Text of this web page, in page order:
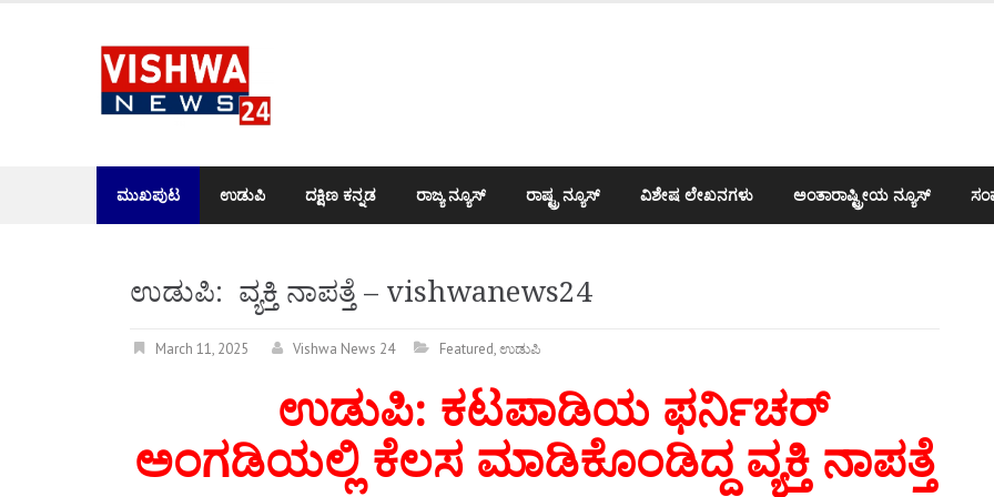
ಮುಖಪುಟ ಉಡುಪಿ ದಕ್ಷಿಣ ಕನ್ನಡ ರಾಜ್ಯ ನ್ಯೂಸ್ ರಾಷ್ಟ್ರ ನ್ಯೂಸ್ ವಿಶೇಷ ಲೇಖನಗಳು ಅಂತಾರಾಷ್ಟ್ರೀಯ ನ್ಯೂಸ್
ಉಡುಪಿ: ವ್ಯಕ್ತಿ ನಾಪತ್ತೆ – vishwanews24
March 11, 2025 Vishwa News 24 Featured,ಉಡುಪಿ
ಉಡುಪಿ: ಕಟಪಾಡಿಯ ಫರ್ನಿಚರ್
ಅಂಗಡಿಯಲ್ಲಿ ಕೆಲಸ ಮಾಡಿಕೊಂಡಿದ್ದ ವ್ಯಕ್ತಿ ನಾಪತ್ತೆ